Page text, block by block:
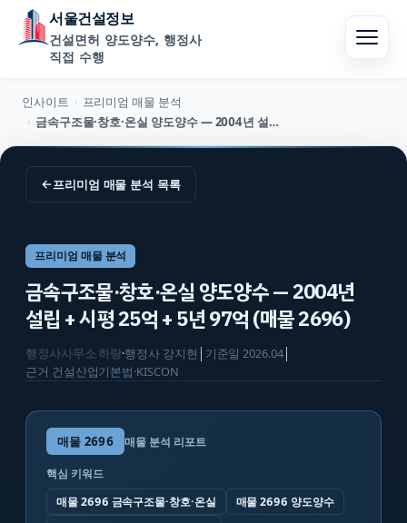
서울건설정보
건설면허 양도양수, 행정사
직접 수행
인사이트 › 프리미엄 매물 분석
› 금속구조물·창호·온실 양도양수 — 2004년 설립 + 시평 25억 + 5년 97억 (매물 2696)
←프리미엄 매물 분석 목록
프리미엄 매물 분석
금속구조물·창호·온실 양도양수 — 2004년
설립 + 시평 25억 + 5년 97억 (매물 2696)
행정사사무소 하랑·행정사 강지현 기준일2026.04│
근거 건설산업기본법·KISCON
매물 2696 매물 분석 리포트
핵심 키워드
매물 2696 금속구조물·창호·온실
매물 2696 양도양수